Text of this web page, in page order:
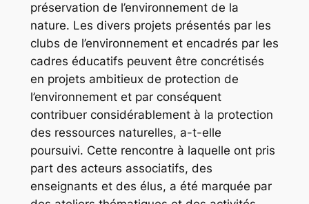
préservation de l’environnement de la
nature. Les divers projets présentés par les
clubs de l’environnement et encadrés par les
cadres éducatifs peuvent être concrétisés
en projets ambitieux de protection de
l’environnement et par conséquent
contribuer considérablement à la protection
des ressources naturelles, a-t-elle
poursuivi. Cette rencontre à laquelle ont pris
part des acteurs associatifs, des
enseignants et des élus, a été marquée par